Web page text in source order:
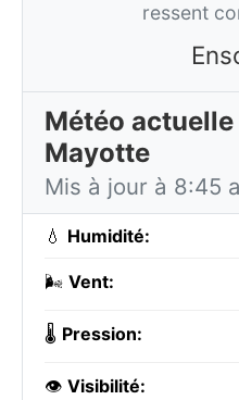
ressent
Météo
Mayotte
Mis à jour à 8:45
💧 Humidité:
🌬️ Vent:
🌡️ Pression:
👁️ Visibilité: